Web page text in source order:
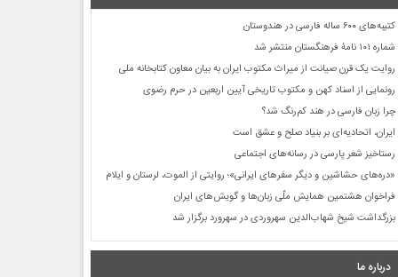
کتیبه‌های ۶۰۰ ساله فارسی در هندوستان
شماره ۱۰۱ نامۀ فرهنگستان منتشر شد
روایت یک قرن صیانت از میراث مکتوب ایران به بیان معاون کتابخانه ملی
رونمایی از اسناد کهن و مکتوب تاریخی آیین اربعین در حرم رضوی
چرا زبان فارسی در هند کم‌رنگ شد؟
ایران، اتحادیه‌ای بر بنیاد صلح و عشق است
رستاخیز شعر پارسی در رسانه‌های اجتماعی
«دره‌های حشاشین و دیگر سفرهای ایرانی»؛ روایتی از الموت، لرستان و ایلام
فراخوان هشتمین همایش ملّی زبان‌ها و گویش‌های ایران
بزرگداشت شیخ شهاب‌الدین سهروردی در سهرورد برگزار شد
درباره ما